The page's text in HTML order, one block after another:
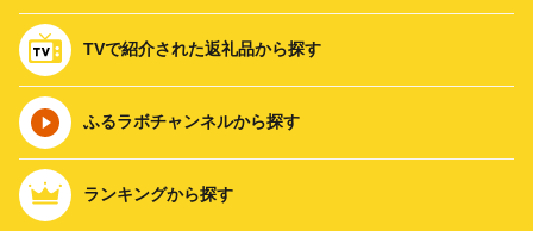
TVで紹介された返礼品から探す
ふるラボチャンネルから探す
ランキングから探す